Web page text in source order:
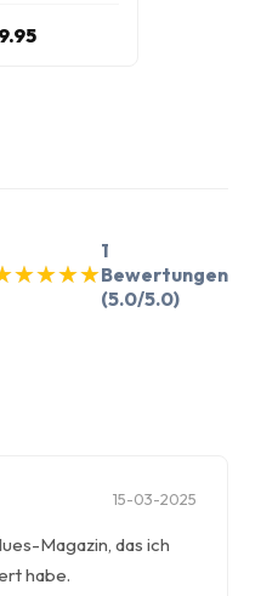
★
★★
★★
★★
★
1
Bewertungen
(5.0/5.0)
15-03-2025
Magazin, das ich
habe.